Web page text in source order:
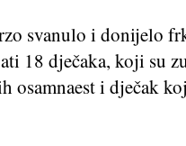
svanulo i donijelo
18 dječaka, koji su
osamnaest i dječak